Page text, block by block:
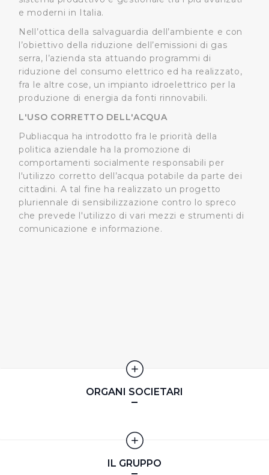
dalla Dichiarazione sui cookie.
Utilizziamo dei cookie tecnici necessari per rendere
fruibile il sito web abilitandone funzionalità di base quali
la navigazione sulle pagine e l'accesso alle aree
protette. In linea con le preferenze manifestate
dall’Utente e con i consensi dallo stesso prestati, i
traffico sul nostro sito web, per personalizzare
contenuti ed annunci e per fornire funzionalità dei social
media, condividendo informazioni sul modo in cui
l’Utente utilizza il nostro sito con i nostri partner. Tali
soggetti, che si occupano di analisi dei dati web,
pubblicità e social media, potrebbero combinare le
informazioni ricevute con altre informazioni che l’Utente
ha fornito loro o che hanno raccolto dal suo utilizzo dei
della condivisione di informazioni sopra indicata.
Cliccando su "Rifiuta" o sulla "X" posizionata in alto a
presente banner comporta il permanere delle
navigazione in assenza di cookie o altri sistemi di
e moderni in Italia.
Nell’ottica della salvaguardia dell’ambiente e con
l’obiettivo della riduzione dell’emissioni di gas
serra, l’azienda sta attuando programmi di
riduzione del consumo elettrico ed ha realizzato,
fra le altre cose, un impianto idroelettrico per la
produzione di energia da fonti rinnovabili.
L'USO CORRETTO DELL'ACQUA
Publiacqua ha introdotto fra le priorità della
politica aziendale ha la promozione di
comportamenti socialmente responsabili per
l'utilizzo corretto dell’acqua potabile da parte dei
cittadini. A tal fine ha realizzato un progetto
pluriennale di sensibilizzazione contro lo spreco
che prevede l'utilizzo di vari mezzi e strumenti di
comunicazione e informazione.
ORGANI SOCIETARI
IL GRUPPO